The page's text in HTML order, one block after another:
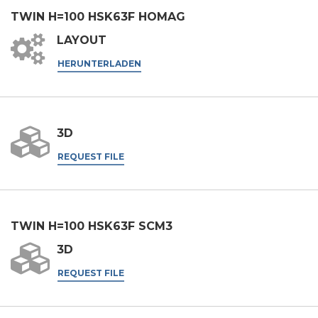
Postleitzahl
Housing
TWIN H=100 HSK63F HOMAG
LAYOUT
HERUNTERLADEN
3D
REQUEST FILE
TWIN H=100 HSK63F SCM3
3D
REQUEST FILE